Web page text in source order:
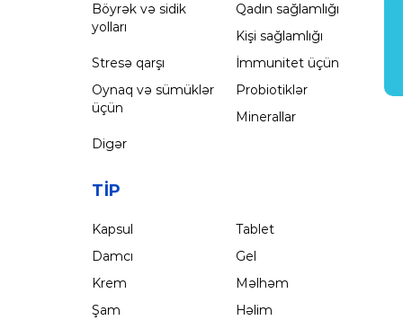
Böyrək və sidik
yolları
Qadın sağlamlığı
Kişi sağlamlığı
Stresə qarşı
İmmunitet üçün
Oynaq və sümüklər
üçün
Probiotiklər
Minerallar
Digər
TIP
Kapsul
Tablet
Damcı
Gel
Krem
Məlhəm
Şam
Həlim